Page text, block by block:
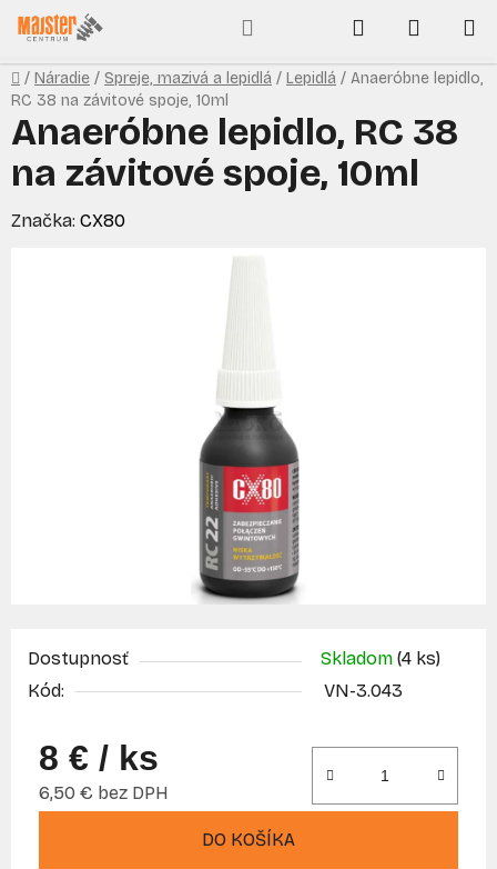
Prejsť
na
obsah
Hľadať
KOŠÍK
Domov
/ Náradie / Spreje, mazivá a lepidlá / Lepidlá / Anaeróbne lepidlo,
RC 38 na závitové spoje, 10ml
Dostupnosť Skladom (4 ks)
Kód:
VN-3.043
8 € / ks
6,50 € bez DPH
DO KOŠÍKA
Anaeróbne lepidlo, RC 38
na závitové spoje, 10ml
Značka: CX80